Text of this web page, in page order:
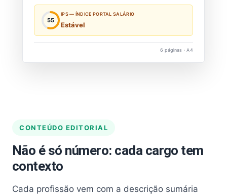
55
IPS — ÍNDICE PORTAL SALÁRIO
Estável
6 páginas · A4
CONTEÚDO EDITORIAL
Não é só número: cada cargo tem
contexto
Cada profissão vem com a descrição sumária